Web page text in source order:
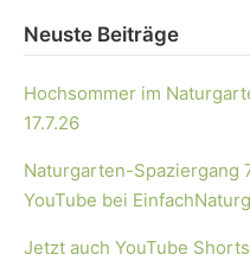
Neuste Beiträge
Hochsommer im
17.7.26
Naturgarten-Spaziergang
YouTube bei
Jetzt auch YouTube